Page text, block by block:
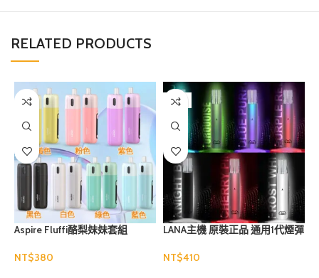
RELATED PRODUCTS
Aspire Fluffi酪梨妹妹套組
NT$
售罄
LANA主機 原裝正品 通用1代煙彈
NT$